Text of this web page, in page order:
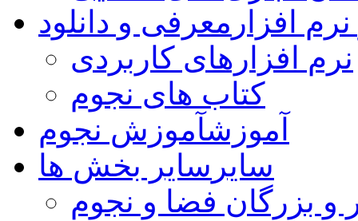
افزار معرفی و دانلود
نرم افزارهای کاربردی
کتاب های نجوم
آموزشآموزش نجوم
سایر سایر بخش ها
و بزرگان فضا و نجوم